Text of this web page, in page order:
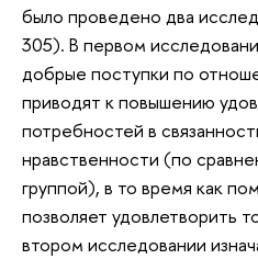
было проведено два
305). В первом
добрые поступки по
приводят к повышению
потребностей в
нравственности (по
группой), в то время как
позволяет удовлетворить
втором исследовании